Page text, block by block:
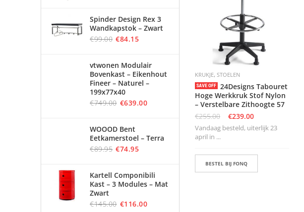
Spinder Design Rex 3
Wandkapstok – Zwart
€99.00 €84.15
vtwonen Modulair
Bovenkast – Eikenhout
Fineer – Naturel –
199x77x40
€749.00 €639.00
WOOOD Bent
Eetkamerstoel – Terra
€89.95 €74.95
Kartell Componibili
Kast – 3 Modules – Mat
Zwart
€145.00 €116.00
KRUKJE, STOELEN
SAVE OFF
24Designs Tabouret
Hoge Werkkruk Stof Nylon
– Verstelbare Zithoogte 57
€255.00 €239.00
Vandaag besteld, uiterlijk 23
april in ...
BESTEL BIJ FONQ